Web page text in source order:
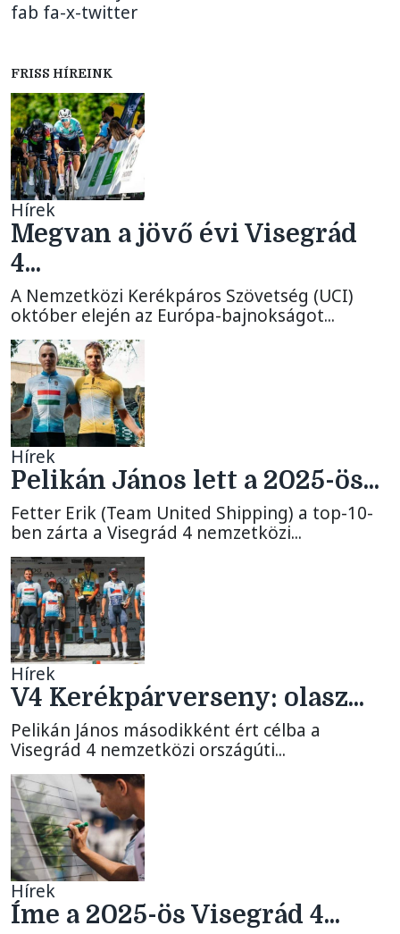
fab fa-x-twitter
FRISS HÍREINK
Hírek
Megvan a jövő évi Visegrád
4...
A Nemzetközi Kerékpáros Szövetség (UCI)
október elején az Európa-bajnokságot...
Hírek
Pelikán János lett a 2025-ös...
Fetter Erik (Team United Shipping) a top-10-
ben zárta a Visegrád 4 nemzetközi...
Hírek
V4 Kerékpárverseny: olasz...
Pelikán János másodikként ért célba a
Visegrád 4 nemzetközi országúti...
Hírek
Íme a 2025-ös Visegrád 4...